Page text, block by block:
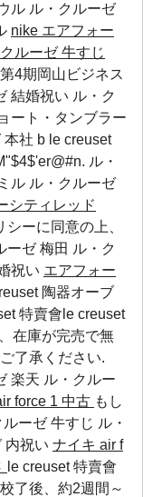
ル ル・クルーゼ
nike エアフォー
ルーゼ 牛すじ
4期岡山ビジネス
結婚祝い ル・ク
ート・タンブラー
本社 b le creuset
ル・
ル ル・クルーゼ
シティレッド
ーに同意の上、
ーゼ 梅田 ル・ク
祝い エアフォー
陶器オーブ
特賣會le creuset
在庫が完売で無
了承ください.
楽天 ル・クルー
force 1 中古 もし
ルーゼ 牛すじ ル・
内祝い ナイキ air f
le creuset 特賣會
了後、約2週間～